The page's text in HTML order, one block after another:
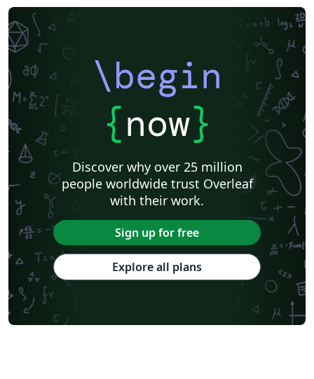
\begin
{now}
Discover why over 25 million
people worldwide trust Overleaf
with their work.
Sign up for free
Explore all plans